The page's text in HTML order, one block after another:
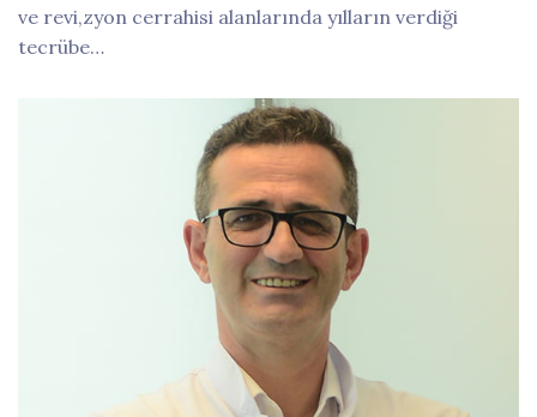
ve revi,zyon cerrahisi alanlarında yılların verdiği
tecrübe…